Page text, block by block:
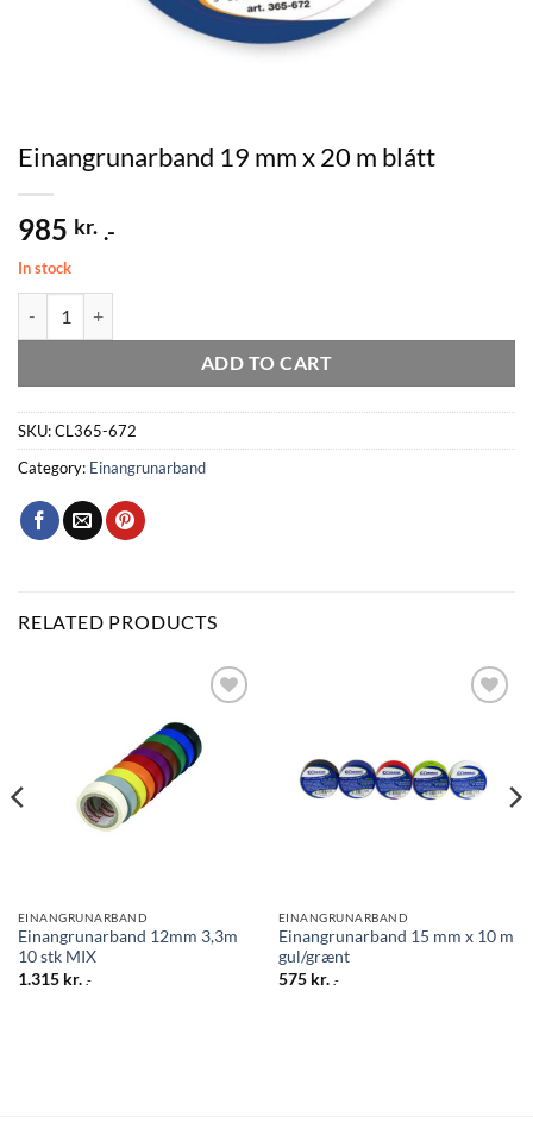
Einangrunarband 19 mm x 20 m blátt
985 kr. .-
In stock
ADD TO CART
SKU:CL365-672
Category: Einangrunarband
RELATED PRODUCTS
óskalista
EINANGRUNARBAND
Einangrunarband 12mm 3,3m
10 stk MIX
1.315 kr. .-
EINANGRUNARBAND
Einangrunarband 15 mm x 10 m
gul/grænt
575 kr. .-